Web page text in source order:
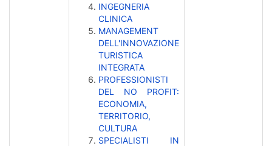
INGEGNERIA
CLINICA
MANAGEMENT
DELL'INNOVAZIONE
TURISTICA
INTEGRATA
PROFESSIONISTI
DEL NO PROFIT:
ECONOMIA,
TERRITORIO,
CULTURA
SPECIALISTI IN